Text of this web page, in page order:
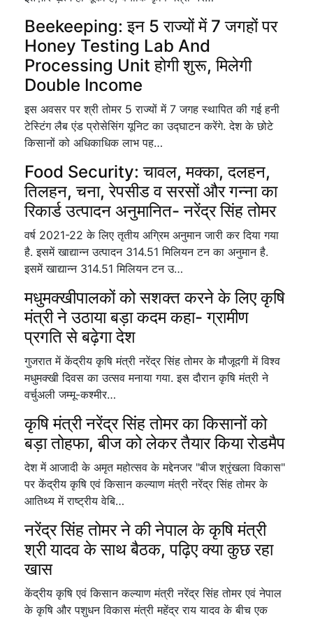
Beekeeping: इन 5 राज्यों में 7 जगहों पर
Honey Testing Lab And
Processing Unit होगी शुरू, मिलेगी
Double Income
इस अवसर पर श्री तोमर 5 राज्यों में 7 जगह स्थापित की गई हनी
टेस्टिंग लैब एंड प्रोसेसिंग यूनिट का उद्घाटन करेंगे. देश के छोटे
किसानों को अधिकाधिक लाभ पह…
Food Security: चावल, मक्का, दलहन,
तिलहन, चना, रेपसीड व सरसों और गन्ना का
रिकार्ड उत्पादन अनुमानित- नरेंद्र सिंह तोमर
वर्ष 2021-22 के लिए तृतीय अग्रिम अनुमान जारी कर दिया गया
है. इसमें खाद्यान्न उत्पादन 314.51 मिलियन टन का अनुमान है.
इसमें खाद्यान्न 314.51 मिलियन टन उ…
मधुमक्खीपालकों को सशक्त करने के लिए कृषि
मंत्री ने उठाया बड़ा कदम कहा- ग्रामीण
प्रगति से बढ़ेगा देश
गुजरात में केंद्रीय कृषि मंत्री नरेंद्र सिंह तोमर के मौजूदगी में विश्व
मधुमक्खी दिवस का उत्सव मनाया गया. इस दौरान कृषि मंत्री ने
वर्चुअली जम्मू-कश्मीर…
कृषि मंत्री नरेंद्र सिंह तोमर का किसानों को
बड़ा तोहफा, बीज को लेकर तैयार किया रोडमैप
देश में आजादी के अमृत महोत्सव के मद्देनजर "बीज श्रृंखला विकास"
पर केंद्रीय कृषि एवं किसान कल्याण मंत्री नरेंद्र सिंह तोमर के
आतिथ्य में राष्ट्रीय वेबि…
नरेंद्र सिंह तोमर ने की नेपाल के कृषि मंत्री
श्री यादव के साथ बैठक, पढ़िए क्या कुछ रहा
खास
केंद्रीय कृषि एवं किसान कल्याण मंत्री नरेंद्र सिंह तोमर एवं नेपाल
के कृषि और पशुधन विकास मंत्री महेंद्र राय यादव के बीच एक